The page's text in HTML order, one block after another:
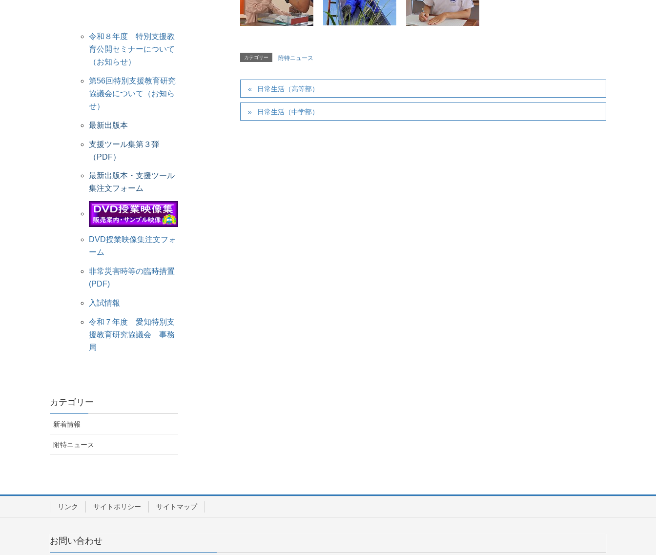
カテゴリー 附特ニュース
日常生活（高等部）
日常生活（中学部）
令和８年度 特別支援教
育公開セミナーについて
（お知らせ）
第56回特別支援教育研究
協議会について（お知ら
せ）
最新出版本
支援ツール集第３弾
（PDF）
最新出版本・支援ツール
集注文フォーム
DVD授業映像集注文フォ
ーム
非常災害時等の臨時措置
(PDF)
入試情報
令和７年度 愛知特別支
援教育研究協議会 事務
局
カテゴリー
新着情報
附特ニュース
リンク サイトポリシー サイトマップ
お問い合わせ